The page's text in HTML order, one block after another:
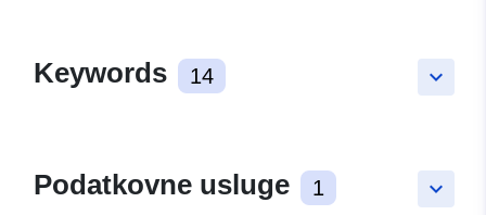
keyboard_arrow_down
Keywords 14
keyboard_arrow_down
Podatkovne usluge 1